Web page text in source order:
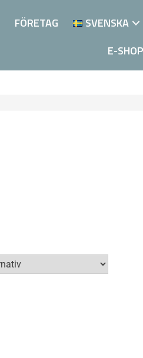
FÖRETAG
SVENSKA
E-SHOP